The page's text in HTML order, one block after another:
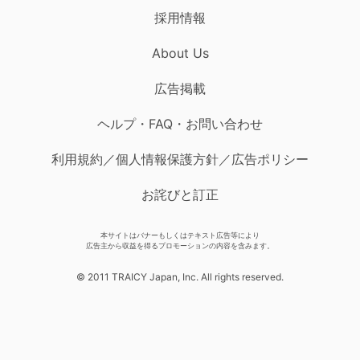
採用情報
About Us
広告掲載
ヘルプ・FAQ・お問い合わせ
利用規約／個人情報保護方針／広告ポリシー
お詫びと訂正
本サイトはバナーもしくはテキスト広告等により
広告主から収益を得るプロモーションの内容を含みます。
© 2011 TRAICY Japan, Inc. All rights reserved.